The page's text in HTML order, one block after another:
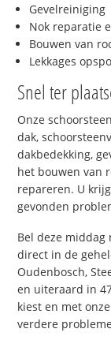
Gevelreiniging
Nok reparatie
Bouwen van
Lekkages
Snel ter
Onze
dak,
dakbedekking,
het bouwen van
repareren. U
gevonden
Bel deze
direct in de
Oudenbosch,
en uiteraard in
kiest en met
verdere